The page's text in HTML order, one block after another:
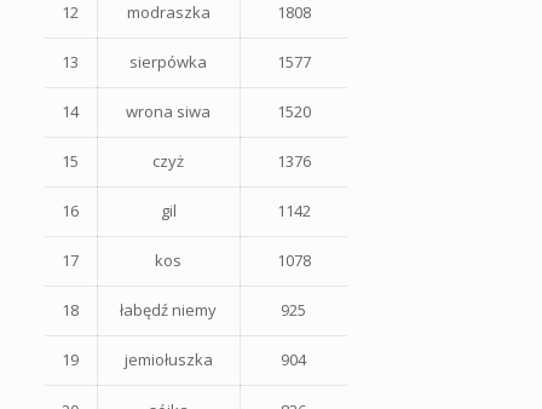
12 modraszka 1808
13 sierpówka 1577
14 wrona siwa 1520
15 czyż 1376
16 gil 1142
17 kos 1078
18 łabędź niemy 925
19 jemiołuszka 904